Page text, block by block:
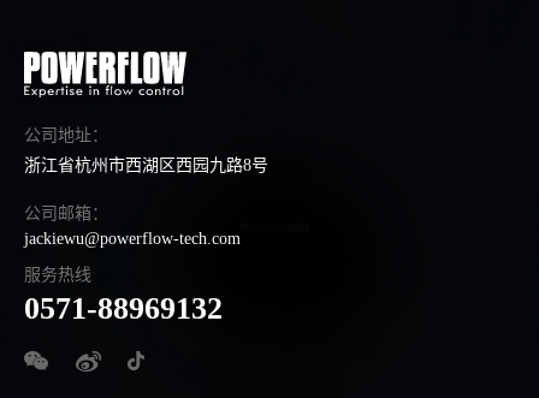
公司地址：
浙江省杭州市西湖区西园九路8号
公司邮箱：
jackiewu@powerflow-tech.com
服务热线
0571-88969132